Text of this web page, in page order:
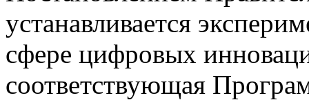
устанавливается
сфере цифровых
соответствующая